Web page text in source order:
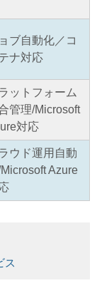
ブ自動化／コ
ナ対応
ットフォーム
管理/Microsoft
対応
ウド運用自動
Azure
ス